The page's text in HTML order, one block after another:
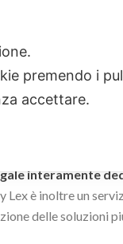
interamente
Lex è inoltre un
delle soluzioni
premendo i
accettare.